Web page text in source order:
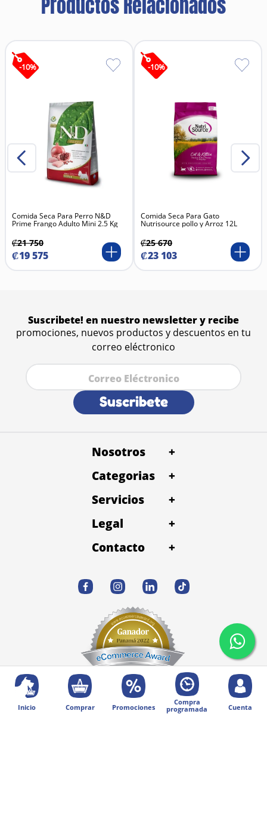
Inicio Comprar Promociones
Compra
programada
Cuenta
Productos Relacionados
-10%
Comida Seca Para Perro N&D
Prime Frango Adulto Mini 2.5 Kg
₡21 750
₡19575
-10%
Comida Seca Para Gato
Nutrisource pollo y Arroz 12L
₡25 670
₡23103
Suscribete! en nuestro newsletter y recibe
promociones, nuevos productos y descuentos en tu
correo eléctronico
Suscribete
Nosotros
+
Categorias
+
Servicios
+
Legal
+
Contacto
+